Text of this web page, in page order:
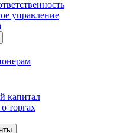
управление
капитал
торгах